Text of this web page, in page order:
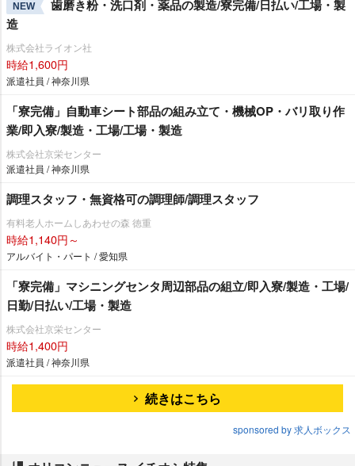
NEW
歯磨き粉・洗口剤・薬品の製造/寮完備/日払い/工場・製
造
株式会社ライオン社
時給1,600円
派遣社員 / 神奈川県
「寮完備」自動車シート部品の組み立て・機械OP・バリ取り作
業/即入寮/製造・工場/工場・製造
株式会社京栄センター
派遣社員 / 神奈川県
調理スタッフ・無資格可の調理師/調理スタッフ
有料老人ホームしあわせの森 徳重
時給1,140円～
アルバイト・パート / 愛知県
「寮完備」マシニングセンタ周辺部品の組立/即入寮/製造・工場/
日勤/日払い/工場・製造
株式会社京栄センター
時給1,400円
派遣社員 / 神奈川県
続きはこちら
sponsored by 求人ボックス